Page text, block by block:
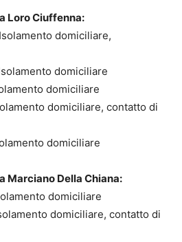
Loro Ciuffenna:
domiciliare,
domiciliare
domiciliare
domiciliare, contatto di
domiciliare
Marciano Della Chiana:
domiciliare
domiciliare, contatto di